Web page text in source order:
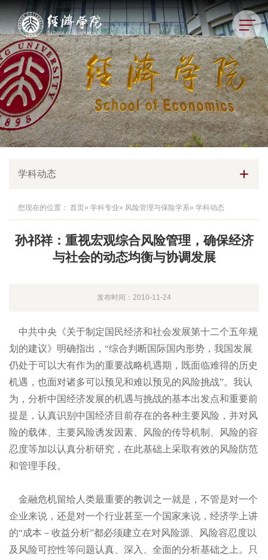
学科动态
您现在的位置： 首页» 学科专业» 风险管理与保险学系» 学科动态
孙祁祥：重视宏观综合风险管理，确保经济
与社会的动态均衡与协调发展
发布时间：2010-11-24
中共中央《关于制定国民经济和社会发展第十二个五年规
划的建议》明确指出，“综合判断国际国内形势，我国发展
仍处于可以大有作为的重要战略机遇期，既面临难得的历史
机遇，也面对诸多可以预见和难以预见的风险挑战”。我认
为，分析中国经济发展的机遇与挑战的基本出发点和重要前
提是，认真识别中国经济目前存在的各种主要风险，并对风
险的载体、主要风险诱发因素、风险的传导机制、风险的容
忍度等加以认真分析研究，在此基础上采取有效的风险防范
和管理手段。
金融危机留给人类最重要的教训之一就是，不管是对一个
企业来说，还是对一个行业甚至一个国家来说，经济学上讲
的“成本－收益分析”都必须建立在对风险源、风险容忍度以
及风险可控性等问题认真、深入、全面的分析基础之上。只